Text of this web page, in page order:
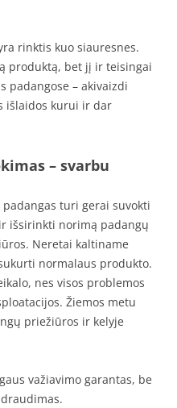
rinktis kuo siauresnes.
produktą, bet jį ir teisingai
padangose – akivaizdi
išlaidos kurui ir dar
– svarbu
turi gerai suvokti
išsirinkti norimą padangų
Neretai kaltiname
normalaus produkto.
nes visos problemos
Žiemos metu
priežiūros ir kelyje
važiavimo garantas, be